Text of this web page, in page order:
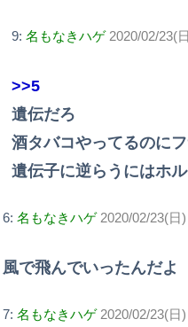
9: 名もなきハゲ 2020/02/23(
>>5
遺伝だろ
酒タバコやってるのに
遺伝子に逆らうにはホ
6: 名もなきハゲ 2020/02/23(日
風で飛んでいったんだよ
7: 名もなきハゲ 2020/02/23(日